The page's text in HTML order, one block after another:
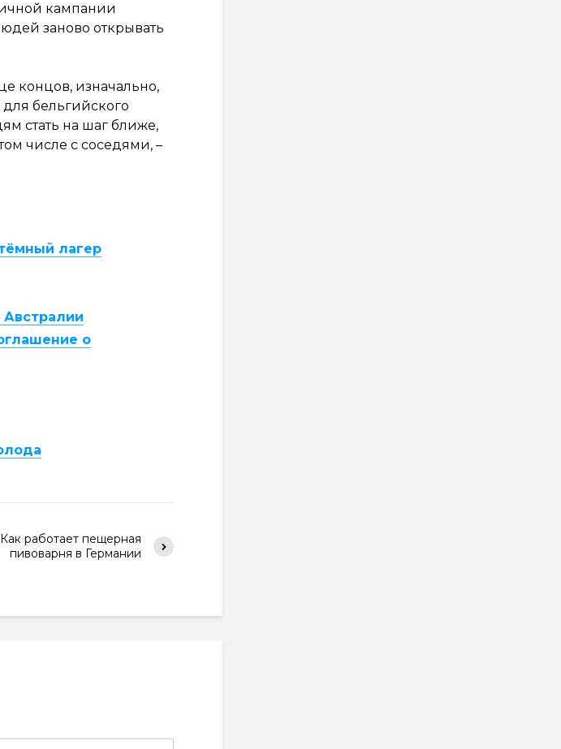
кампании
заново открывать
концов, изначально,
бельгийского
стать на шаг ближе,
числе с соседями, –
лагер
Австралии
о
Как работает пещерная
пивоварня в Германии